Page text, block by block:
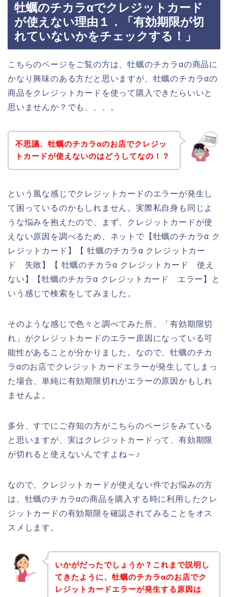
牡蠣のチカラαでクレジットカード
が使えない理由１．「有効期限が切
れていないかをチェックする！」
こちらのページをご覧の方は、牡蠣のチカラαの商品に
かなり興味のある方だと思いますが、牡蠣のチカラαの
商品をクレジットカードを使って購入できたらいいと
思いませんか？でも、、、。
不思議、牡蠣のチカラαのお店でクレジッ
トカードが使えないのはどうしてなの！？
という風な感じでクレジットカードのエラーが発生し
て困っているのかもしれません。実際私自身も同じよ
うな悩みを抱えたので、まず、クレジットカードが使
えない原因を調べるため、ネットで【牡蠣のチカラα ク
レジットカード】【 牡蠣のチカラα クレジットカー
ド 失敗】【 牡蠣のチカラα クレジットカード 使え
ない】【牡蠣のチカラα クレジットカード エラー】と
いう感じで検索をしてみました。
そのような感じで色々と調べてみた所、「有効期限切
れ」がクレジットカードのエラー原因になっている可
能性があることが分かりました。なので、牡蠣のチカ
ラαのお店でクレジットカードエラーが発生してしまっ
た場合、単純に有効期限切れがエラーの原因かもしれ
ませんよ。
多分、すでにご存知の方がこちらのページをみている
と思いますが、実はクレジットカードって、有効期限
が切れると使えないんですよね～♪
なので、クレジットカードが使えない件でお悩みの方
は、牡蠣のチカラαの商品を購入する時に利用したクレ
ジットカードの有効期限を確認されてみることをオス
スメします。
いかがだったでしょうか？これまで説明し
てきたように、牡蠣のチカラαのお店でク
レジットカードエラーが発生する原因は